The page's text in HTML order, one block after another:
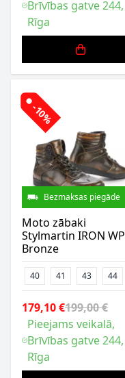
Brīvības gatve 244,
Rīga
-10%
Bezmaksas piegāde
Moto zābaki
Stylmartin IRON WP
Bronze
40 41 43 44
179,10 €199,00 €
Pieejams veikalā,
Brīvības gatve 244,
Rīga